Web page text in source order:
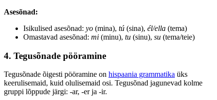
Asesõnad:
Isikulised asesõnad: yo (mina), tú (sina), él/ella (tema)
Omastavad asesõnad: mi (minu), tu (sinu), su (tema/teie)
4. Tegusõnade pööramine
Tegusõnade õigesti pööramine on hispaania grammatika üks
keerulisemaid, kuid olulisemaid osi. Tegusõnad jagunevad kolme
gruppi lõppude järgi: -ar, -er ja -ir.